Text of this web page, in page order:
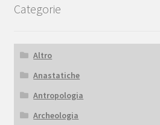
Categorie
Altro
Anastatiche
Antropologia
Archeologia